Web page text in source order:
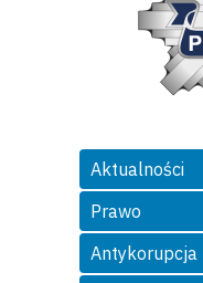
Aktualności
Prawo
Antykorupcja